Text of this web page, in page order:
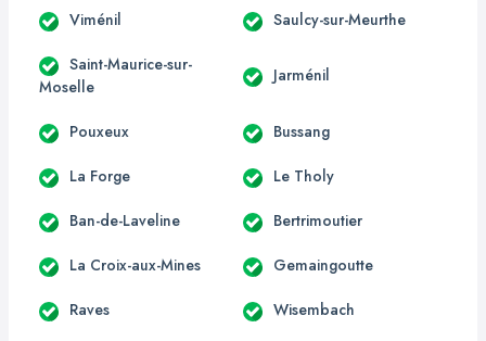
Viménil Saulcy-sur-Meurthe
Saint-Maurice-sur-
Moselle
Jarménil
Pouxeux Bussang
La Forge Le Tholy
Ban-de-Laveline Bertrimoutier
La Croix-aux-Mines Gemaingoutte
Raves Wisembach